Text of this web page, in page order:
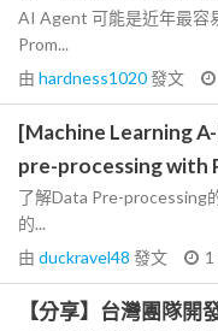
AI Agent 可能是近年最容
Prom...
由 hardness1020發文
[Machine Learning
pre-processing with
了解Data Pre-processing
的...
由 duckravel48 發文
【分享】台灣團隊